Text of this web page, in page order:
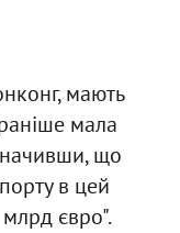
мають
мала
що
в цей
євро".